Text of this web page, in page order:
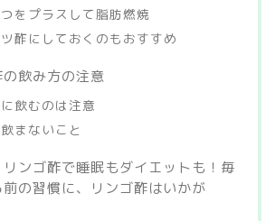
をプラスして脂肪燃焼
酢にしておくのもおすすめ
の飲み方の注意
飲むのは注意
まないこと
リンゴ酢で睡眠もダイエットも！毎
前の習慣に、リンゴ酢はいかが